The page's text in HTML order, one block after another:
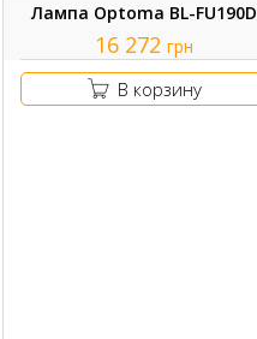
Лампа Optoma BL-FU190D
16 272грн
В корзину